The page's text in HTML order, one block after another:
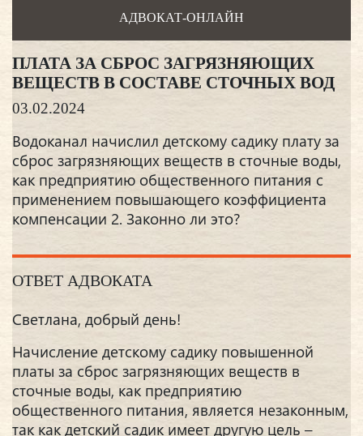
АДВОКАТ-ОНЛАЙН
ПЛАТА ЗА СБРОС ЗАГРЯЗНЯЮЩИХ
ВЕЩЕСТВ В СОСТАВЕ СТОЧНЫХ ВОД
03.02.2024
Водоканал начислил детскому садику плату за
сброс загрязняющих веществ в сточные воды,
как предприятию общественного питания с
применением повышающего коэффициента
компенсации 2. Законно ли это?
ОТВЕТ АДВОКАТА
Светлана, добрый день!
Начисление детскому садику повышенной
платы за сброс загрязняющих веществ в
сточные воды, как предприятию
общественного питания, является незаконным,
так как детский садик имеет другую цель –